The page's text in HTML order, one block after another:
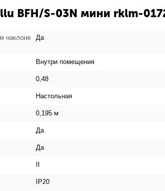
BFH/S-03N мини rklm-
наклоне
Да
Внутри помещения
0,48
Настольная
0,195 м
Да
Да
II
IP20